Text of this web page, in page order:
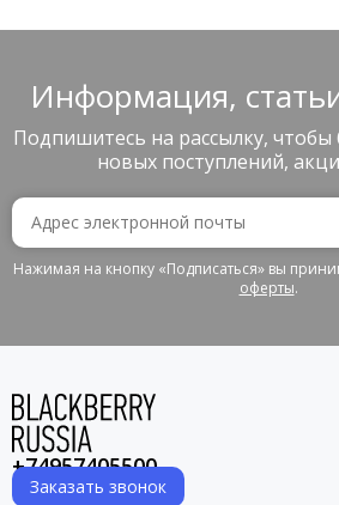
Информация,
Подпишитесь на рассылку,
новых поступлений,
Нажимая на кнопку «Подписаться» вы
оферты.
+74957405500
Заказать звонок